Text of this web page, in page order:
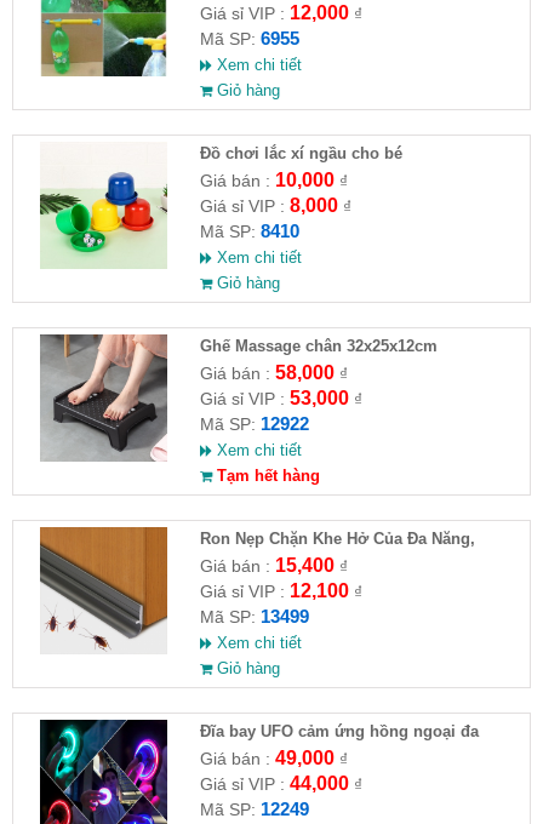
Giá sỉ VIP : 12,000₫
Mã SP: 6955
Xem chi tiết
Giỏ hàng
Đồ chơi lắc xí ngầu cho bé
Giá bán : 10,000₫
Giá sỉ VIP : 8,000₫
Mã SP: 8410
Xem chi tiết
Giỏ hàng
Ghế Massage chân 32x25x12cm
Giá bán : 58,000₫
Giá sỉ VIP : 53,000₫
Mã SP: 12922
Xem chi tiết
Tạm hết hàng
Ron Nẹp Chặn Khe Hở Của Đa Năng,
Chống Côn Trùng( HĐ )
Giá bán : 15,400₫
Giá sỉ VIP : 12,100₫
Mã SP: 13499
Xem chi tiết
Giỏ hàng
Đĩa bay UFO cảm ứng hồng ngoại đa
chiều tự động bay về
Giá bán : 49,000₫
Giá sỉ VIP : 44,000₫
Mã SP: 12249